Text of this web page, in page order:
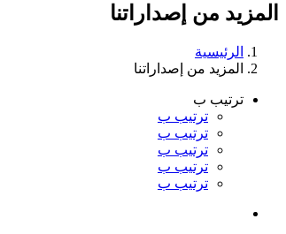
المزيد من إصداراتنا
الرئيسية
المزيد من إصداراتنا
ترتيب ب
ترتيب ب
ترتيب ب
ترتيب ب
ترتيب ب
ترتيب ب